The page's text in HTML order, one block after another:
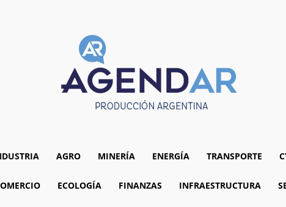
AGRO MINERÍA ENERGÍA TRANSPORTE
ECOLOGÍA FINANZAS INFRAESTRUCTURA